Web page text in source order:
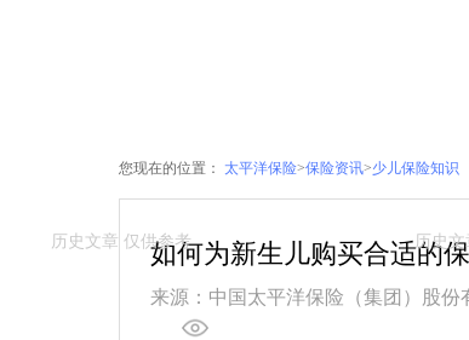
您现在的位置： 太平洋保险>保险资讯>少儿保险知识
如何为新生儿购买合适的
来源：中国太平洋保险（集团）股份